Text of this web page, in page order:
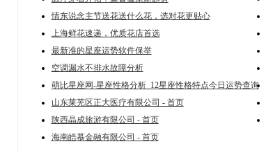
情东说念主节送花送什么花，选对花更贴心
上海鲜花速递，优质花店首选
最新准的星座运势软件保举
空调漏水不排水故障分析
萌比星座网-星座性格分析_12星座性格特点今日运势查询
山东莱芜区正大医疗有限公司 - 首页
陕西晶成旅游有限公司 - 首页
海南皓慕金融有限公司 - 首页